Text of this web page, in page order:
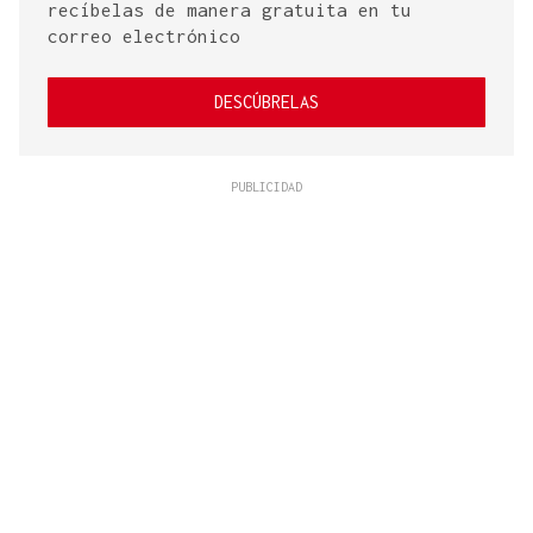
recíbelas de manera gratuita en tu
correo electrónico
DESCÚBRELAS